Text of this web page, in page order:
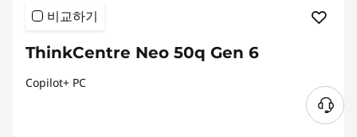
비교하기
ThinkCentre Neo 50q Gen 6
Copilot+ PC